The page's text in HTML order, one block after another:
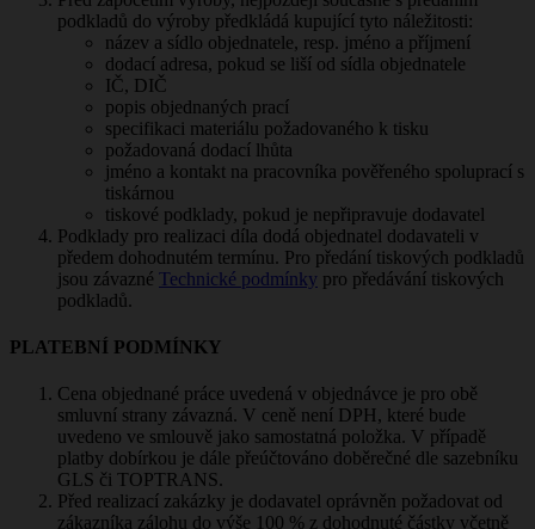
podkladů do výroby předkládá kupující tyto náležitosti:
název a sídlo objednatele, resp. jméno a příjmení
dodací adresa, pokud se liší od sídla objednatele
IČ, DIČ
popis objednaných prací
specifikaci materiálu požadovaného k tisku
požadovaná dodací lhůta
jméno a kontakt na pracovníka pověřeného spoluprací s
tiskárnou
tiskové podklady, pokud je nepřipravuje dodavatel
Podklady pro realizaci díla dodá objednatel dodavateli v
předem dohodnutém termínu. Pro předání tiskových podkladů
jsou závazné Technické podmínky pro předávání tiskových
podkladů.
PLATEBNÍ PODMÍNKY
Cena objednané práce uvedená v objednávce je pro obě
smluvní strany závazná. V ceně není DPH, které bude
uvedeno ve smlouvě jako samostatná položka. V případě
platby dobírkou je dále přeúčtováno doběrečné dle sazebníku
GLS či TOPTRANS.
Před realizací zakázky je dodavatel oprávněn požadovat od
zákazníka zálohu do výše 100 % z dohodnuté částky včetně